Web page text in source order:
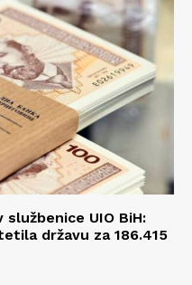
UIO BiH:
državu za 186.415